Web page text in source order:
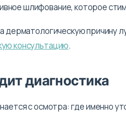
шлифование, которое
дерматологическую причину
консультацию.
диагностика
с осмотра: где именно